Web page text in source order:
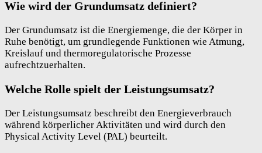
Wie wird der Grundumsatz definiert?
Der Grundumsatz ist die Energiemenge, die der Körper in
Ruhe benötigt, um grundlegende Funktionen wie Atmung,
Kreislauf und thermoregulatorische Prozesse
aufrechtzuerhalten.
Welche Rolle spielt der Leistungsumsatz?
Der Leistungsumsatz beschreibt den Energieverbrauch
während körperlicher Aktivitäten und wird durch den
Physical Activity Level (PAL) beurteilt.